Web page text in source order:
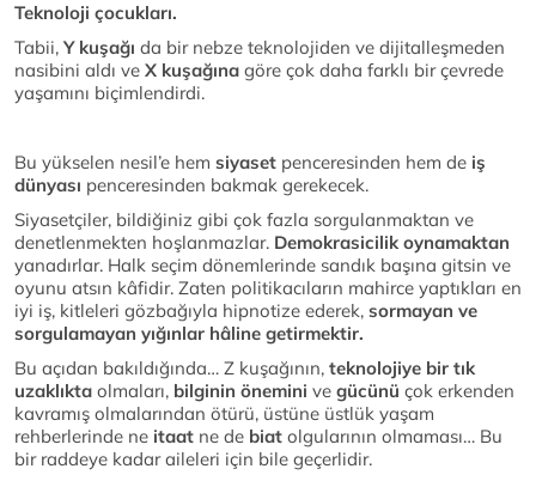
Teknoloji çocukları.
Tabii, Y kuşağı da bir nebze teknolojiden ve dijitalleşmeden
nasibini aldı ve X kuşağına göre çok daha farklı bir çevrede
yaşamını biçimlendirdi.
Bu yükselen nesil’e hem siyaset penceresinden hem de iş
dünyası penceresinden bakmak gerekecek.
Siyasetçiler, bildiğiniz gibi çok fazla sorgulanmaktan ve
denetlenmekten hoşlanmazlar. Demokrasicilik oynamaktan
yanadırlar. Halk seçim dönemlerinde sandık başına gitsin ve
oyunu atsın kâfidir. Zaten politikacıların mahirce yaptıkları en
iyi iş, kitleleri gözbağıyla hipnotize ederek, sormayan ve
sorgulamayan yığınlar hâline getirmektir.
Bu açıdan bakıldığında… Z kuşağının, teknolojiye bir tık
uzaklıkta olmaları, bilginin önemini ve gücünü çok erkenden
kavramış olmalarından ötürü, üstüne üstlük yaşam
rehberlerinde ne itaat ne de biat olgularının olmaması… Bu
bir raddeye kadar aileleri için bile geçerlidir.